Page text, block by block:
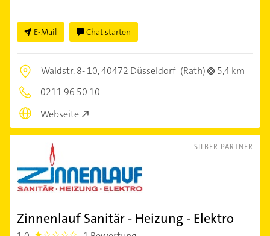
E-Mail Chat starten
Waldstr. 8- 10,40472 Düsseldorf (Rath)
5,4 km
0211 96 50 10
Webseite
SILBER PARTNER
Zinnenlauf Sanitär - Heizung - Elektro